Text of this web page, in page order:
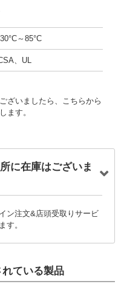
～85°C
、UL
ざいましたら、こちらから
ます。
に在庫はございま
ン注文&店頭受取りサービ
す。
ている製品